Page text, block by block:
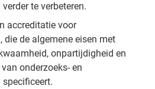
te verbeteren.
accreditatie voor
die de algemene eisen met
onpartijdigheid en
onderzoeks- en